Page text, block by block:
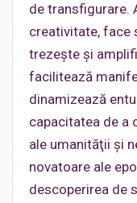
de transfigurare.
creativitate, face
trezeşte şi
facilitează
dinamizează
capacitatea de a
ale umanităţii şi
novatoare ale
descoperirea de